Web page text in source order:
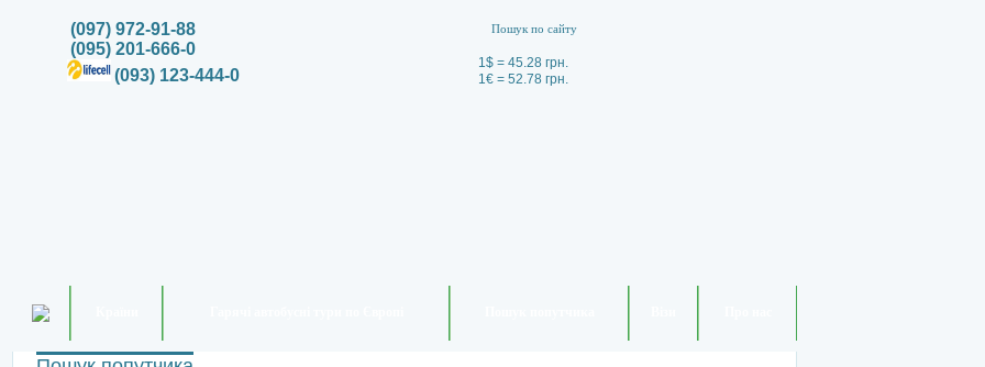
1$ = 45.28 грн.
1€ = 52.78 грн.
(097) 972-91-88
(095) 201-666-0
(093) 123-444-0